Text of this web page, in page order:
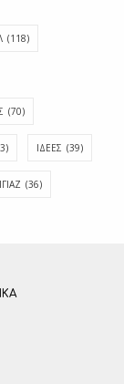
(118)
(70)
ΙΔΈΕΣ (39)
(36)